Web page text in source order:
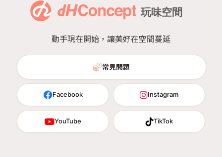
動手現在開始，讓美好在空間蔓延
常見問題
Facebook Instagram
YouTube TikTok